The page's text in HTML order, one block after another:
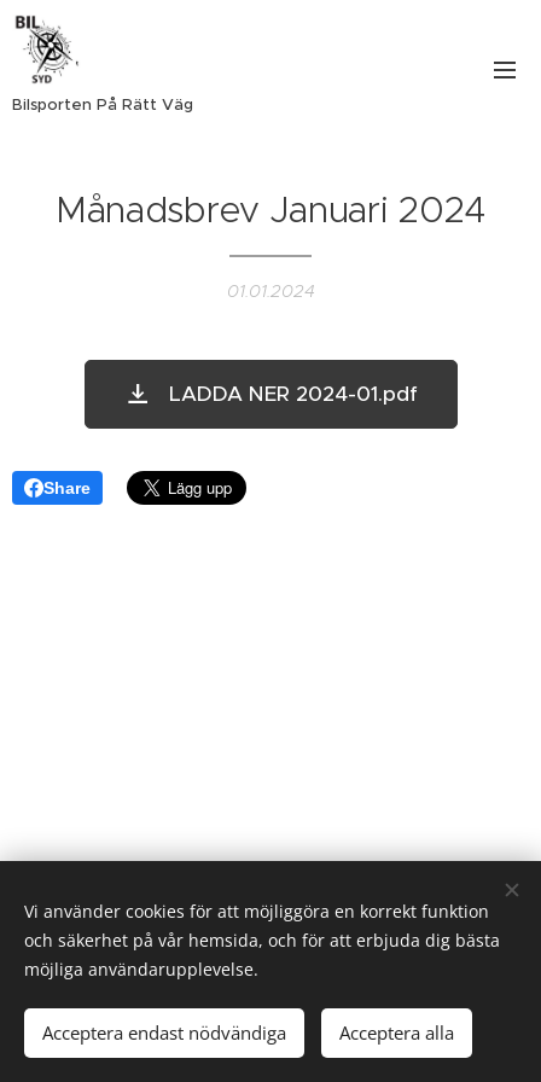
Bilsporten På Rätt Väg
Månadsbrev Januari 2024
01.01.2024
LADDA NER 2024-01.pdf
Share
Webnode
Vi använder cookies för att möjliggöra en korrekt funktion
och säkerhet på vår hemsida, och för att erbjuda dig bästa
möjliga användarupplevelse.
Acceptera endast nödvändiga Acceptera alla